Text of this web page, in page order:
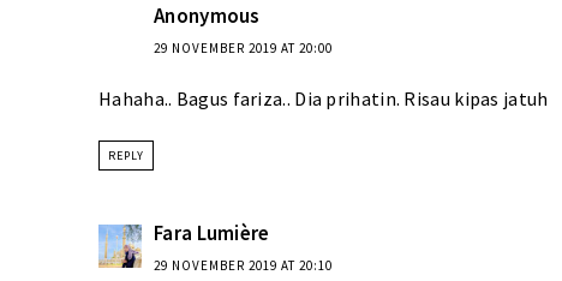
Anonymous
29 NOVEMBER 2019 AT 20:00
Hahaha.. Bagus fariza.. Dia prihatin. Risau kipas jatuh
REPLY
Fara Lumière
29 NOVEMBER 2019 AT 20:10